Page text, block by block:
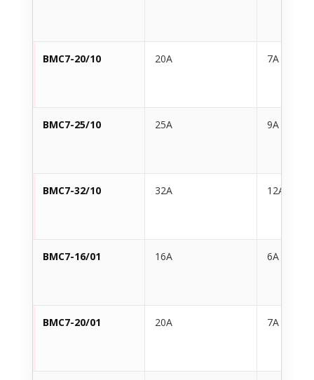
BMC7-20/10 20A 7A
BMC7-25/10 25A 9A
BMC7-32/10 32A 12A
BMC7-16/01 16A 6A
BMC7-20/01 20A 7A